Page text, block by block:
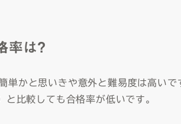
率は？
単かと思いきや意外と難易度は高い
比較しても合格率が低いです。